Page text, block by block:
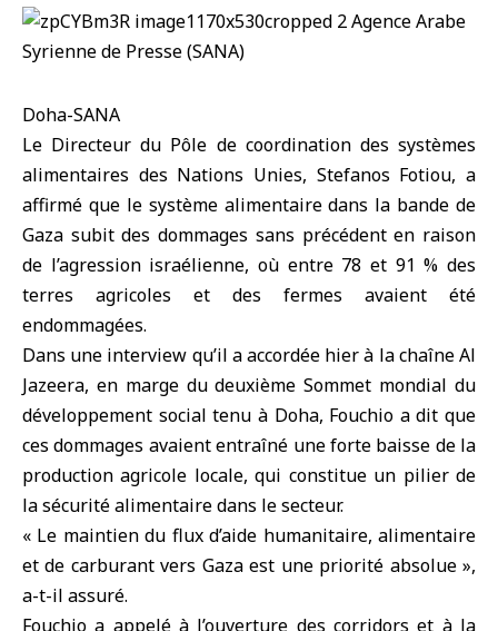
Doha-SANA
Le Directeur du Pôle de coordination des systèmes
alimentaires des Nations Unies, Stefanos Fotiou, a
affirmé que le système alimentaire dans la bande de
Gaza subit des dommages sans précédent en raison
de l’agression israélienne, où entre 78 et 91 % des
terres agricoles et des fermes avaient été
endommagées.
Dans une interview qu’il a accordée hier à la chaîne Al
Jazeera, en marge du deuxième Sommet mondial du
développement social tenu à Doha, Fouchio a dit que
ces dommages avaient entraîné une forte baisse de la
production agricole locale, qui constitue un pilier de
la sécurité alimentaire dans le secteur.
« Le maintien du flux d’aide humanitaire, alimentaire
et de carburant vers Gaza est une priorité absolue »,
a-t-il assuré.
Fouchio a appelé à l’ouverture des corridors et à la